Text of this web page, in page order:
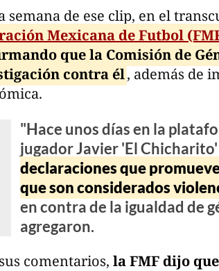
semana de ese clip, en el
Mexicana de Futbol
que la Comisión de
contra él, además de
"Hace unos días en la
jugador Javier 'El
declaraciones que
que son considerados
en contra de la igualdad de
agregaron.
comentarios, la FMF dijo